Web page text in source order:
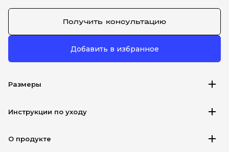
Получить консультацию
Добавить в избранное
Размеры add
Инструкции по уходу add
О продукте add